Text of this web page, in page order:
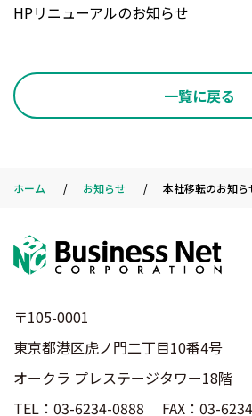
HPリニューアルのお知らせ
一覧に戻る
ホーム お知らせ 本社移転のお知ら
〒105-0001
東京都港区虎ノ門二丁目10番4号
オークラ プレステージタワー18階
TEL：03-6234-0888 FAX：03-